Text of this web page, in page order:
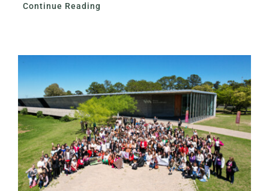
Continue Reading